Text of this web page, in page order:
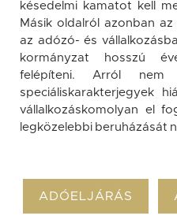
késedelmi kamatot kell
Másik oldalról azonban
az adózó- és
kormányzat hosszú
felépíteni. Arról
speciáliskarakterjegyek
vállalkozáskomolyan el
legközelebbi beruházását
ADÓELJÁRÁS